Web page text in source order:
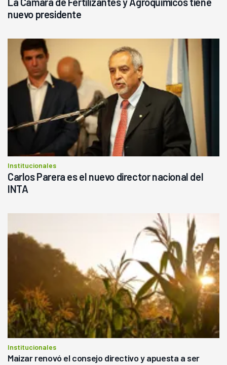
nuevo presidente
Institucionales
Carlos Parera es el nuevo director nacional del
INTA
Institucionales
Maizar renovó el consejo directivo y apuesta a ser